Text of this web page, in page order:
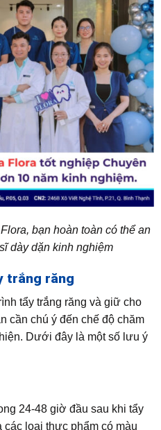
bạn hoàn toàn có thể an
dày dặn kinh nghiệm
trắng răng
tẩy trắng răng và giữ cho
cần chú ý đến chế độ chăm
Dưới đây là một số lưu ý
24-48 giờ đầu sau khi tẩy
các loại thực phẩm có màu